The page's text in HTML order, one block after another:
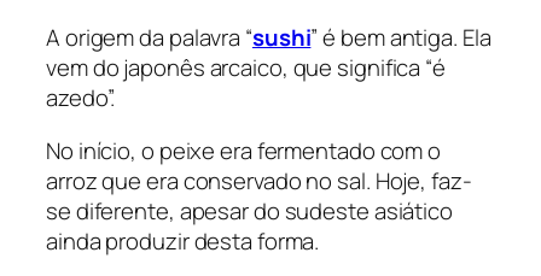
A origem da palavra “sushi” é bem antiga. Ela
vem do japonês arcaico, que significa “é
azedo”.
No início, o peixe era fermentado com o
arroz que era conservado no sal. Hoje, faz-
se diferente, apesar do sudeste asiático
ainda produzir desta forma.